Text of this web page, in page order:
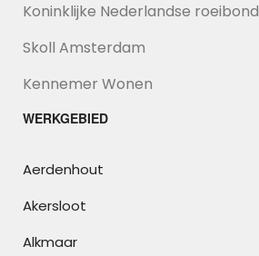
Koninklijke Nederlandse roeibond
Skoll Amsterdam
Kennemer Wonen
WERKGEBIED
Aerdenhout
Akersloot
Alkmaar